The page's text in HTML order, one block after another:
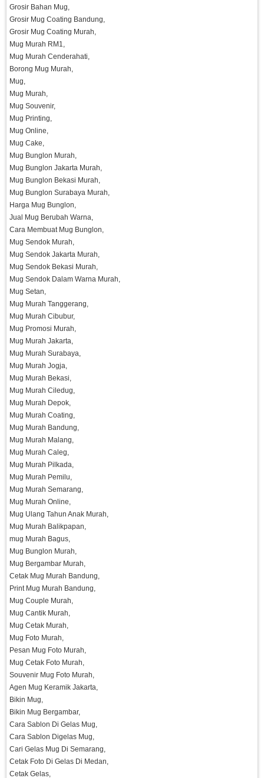
Grosir Bahan Mug,
Grosir Mug Coating Bandung,
Grosir Mug Coating Murah,
Mug Murah RM1,
Mug Murah Cenderahati,
Borong Mug Murah,
Mug,
Mug Murah,
Mug Souvenir,
Mug Printing,
Mug Online,
Mug Cake,
Mug Bunglon Murah,
Mug Bunglon Jakarta Murah,
Mug Bunglon Bekasi Murah,
Mug Bunglon Surabaya Murah,
Harga Mug Bunglon,
Jual Mug Berubah Warna,
Cara Membuat Mug Bunglon,
Mug Sendok Murah,
Mug Sendok Jakarta Murah,
Mug Sendok Bekasi Murah,
Mug Sendok Dalam Warna Murah,
Mug Setan,
Mug Murah Tanggerang,
Mug Murah Cibubur,
Mug Promosi Murah,
Mug Murah Jakarta,
Mug Murah Surabaya,
Mug Murah Jogja,
Mug Murah Bekasi,
Mug Murah Ciledug,
Mug Murah Depok,
Mug Murah Coating,
Mug Murah Bandung,
Mug Murah Malang,
Mug Murah Caleg,
Mug Murah Pilkada,
Mug Murah Pemilu,
Mug Murah Semarang,
Mug Murah Online,
Mug Ulang Tahun Anak Murah,
Mug Murah Balikpapan,
mug Murah Bagus,
Mug Bunglon Murah,
Mug Bergambar Murah,
Cetak Mug Murah Bandung,
Print Mug Murah Bandung,
Mug Couple Murah,
Mug Cantik Murah,
Mug Cetak Murah,
Mug Foto Murah,
Pesan Mug Foto Murah,
Mug Cetak Foto Murah,
Souvenir Mug Foto Murah,
Agen Mug Keramik Jakarta,
Bikin Mug,
Bikin Mug Bergambar,
Cara Sablon Di Gelas Mug,
Cara Sablon Digelas Mug,
Cari Gelas Mug Di Semarang,
Cetak Foto Di Gelas Di Medan,
Cetak Gelas,